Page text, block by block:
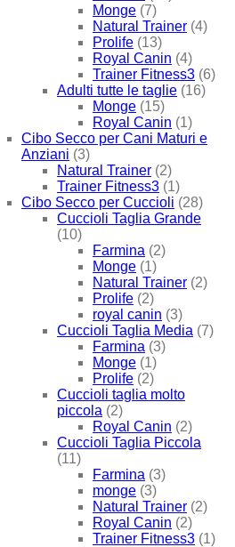
Monge (7)
Natural Trainer (4)
Prolife (13)
Royal Canin (4)
Trainer Fitness3 (6)
Adulti tutte le taglie (16)
Monge (15)
Royal Canin (1)
Cibo Secco per Cani Maturi e
Anziani (3)
Natural Trainer (2)
Trainer Fitness3 (1)
Cibo Secco per Cuccioli (28)
Cuccioli Taglia Grande
(10)
Farmina (2)
Monge (1)
Natural Trainer (2)
Prolife (2)
royal canin (3)
Cuccioli Taglia Media (7)
Farmina (3)
Monge (1)
Prolife (2)
Cuccioli taglia molto
piccola (2)
Royal Canin (2)
Cuccioli Taglia Piccola
(11)
Farmina (3)
monge (3)
Natural Trainer (2)
Royal Canin (2)
Trainer Fitness3 (1)